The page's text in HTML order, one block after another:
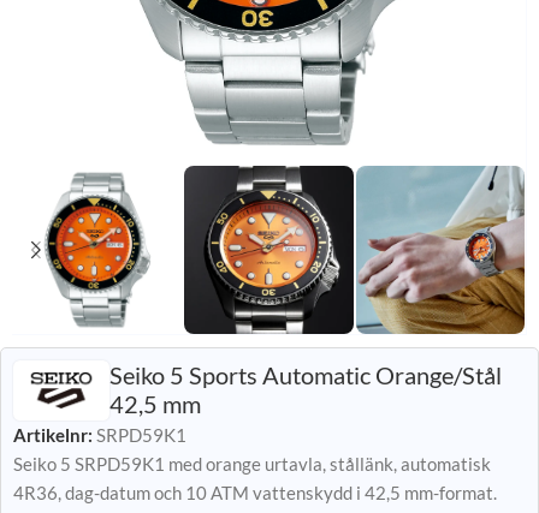
Seiko 5 Sports Automatic Orange/Stål
42,5 mm
Artikelnr: SRPD59K1
Seiko 5 SRPD59K1 med orange urtavla, stållänk, automatisk
4R36, dag-datum och 10 ATM vattenskydd i 42,5 mm-format.